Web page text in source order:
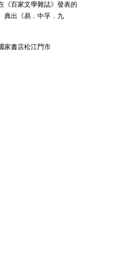
百家文學雜誌》發表的
典出《易．中孚．九
家書店松江門市